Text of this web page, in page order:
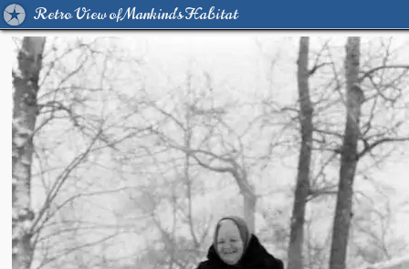
Retro View of Mankind's Habitat